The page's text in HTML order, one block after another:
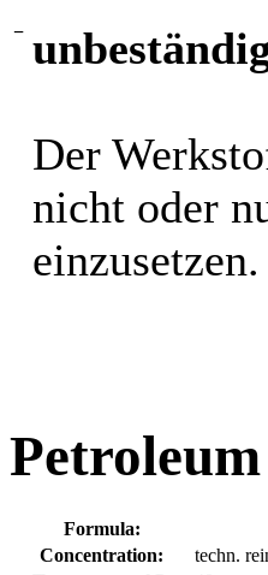
−
Der
nicht oder
Petroleum
Formula:
Concentration:
techn.